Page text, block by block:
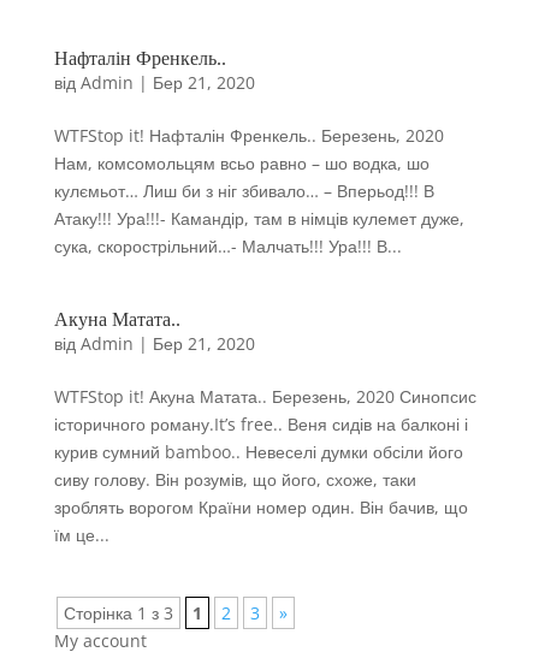
Нафталін Френкель..
від Admin | Бер 21, 2020
WTFStop it! Нафталін Френкель.. Березень, 2020
Нам, комсомольцям всьо равно – шо водка, шо
кулємьот… Лиш би з ніг збивало… – Вперьод!!! В
Атаку!!! Ура!!!- Камандір, там в німців кулемет дуже,
сука, скорострільний…- Малчать!!! Ура!!! В...
Акуна Матата..
від Admin | Бер 21, 2020
WTFStop it! Акуна Матата.. Березень, 2020 Синопсис
історичного роману.It’s free.. Веня сидів на балконі і
курив сумний bamboo.. Невеселі думки обсіли його
сиву голову. Він розумів, що його, схоже, таки
зроблять ворогом Країни номер один. Він бачив, що
їм це...
Сторінка 1 з 3 1 2 3
»
My account